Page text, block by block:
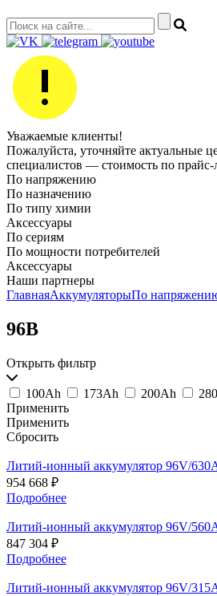
Уважаемые клиенты!
Пожалуйста, уточняйте актуальные
специалистов — стоимость по
По напряжению
По назначению
По типу химии
Аксессуары
По сериям
По мощности потребителей
Аксессуары
Наши партнеры
ГлавнаяАккумуляторыПо
96В
Открыть фильтр
100Ah 173Ah 200Ah
Применить
Применить
Сбросить
Литий-ионный аккумулятор 96V/
954 668 ₽
Подробнее
Литий-ионный аккумулятор 96V/
847 304 ₽
Подробнее
Литий-ионный аккумулятор 96V/